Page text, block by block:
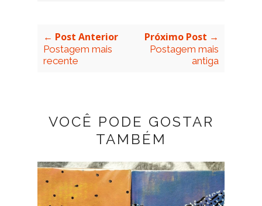
← Post Anterior
Postagem mais
recente
Próximo Post →
Postagem mais
antiga
VOCÊ PODE GOSTAR
TAMBÉM